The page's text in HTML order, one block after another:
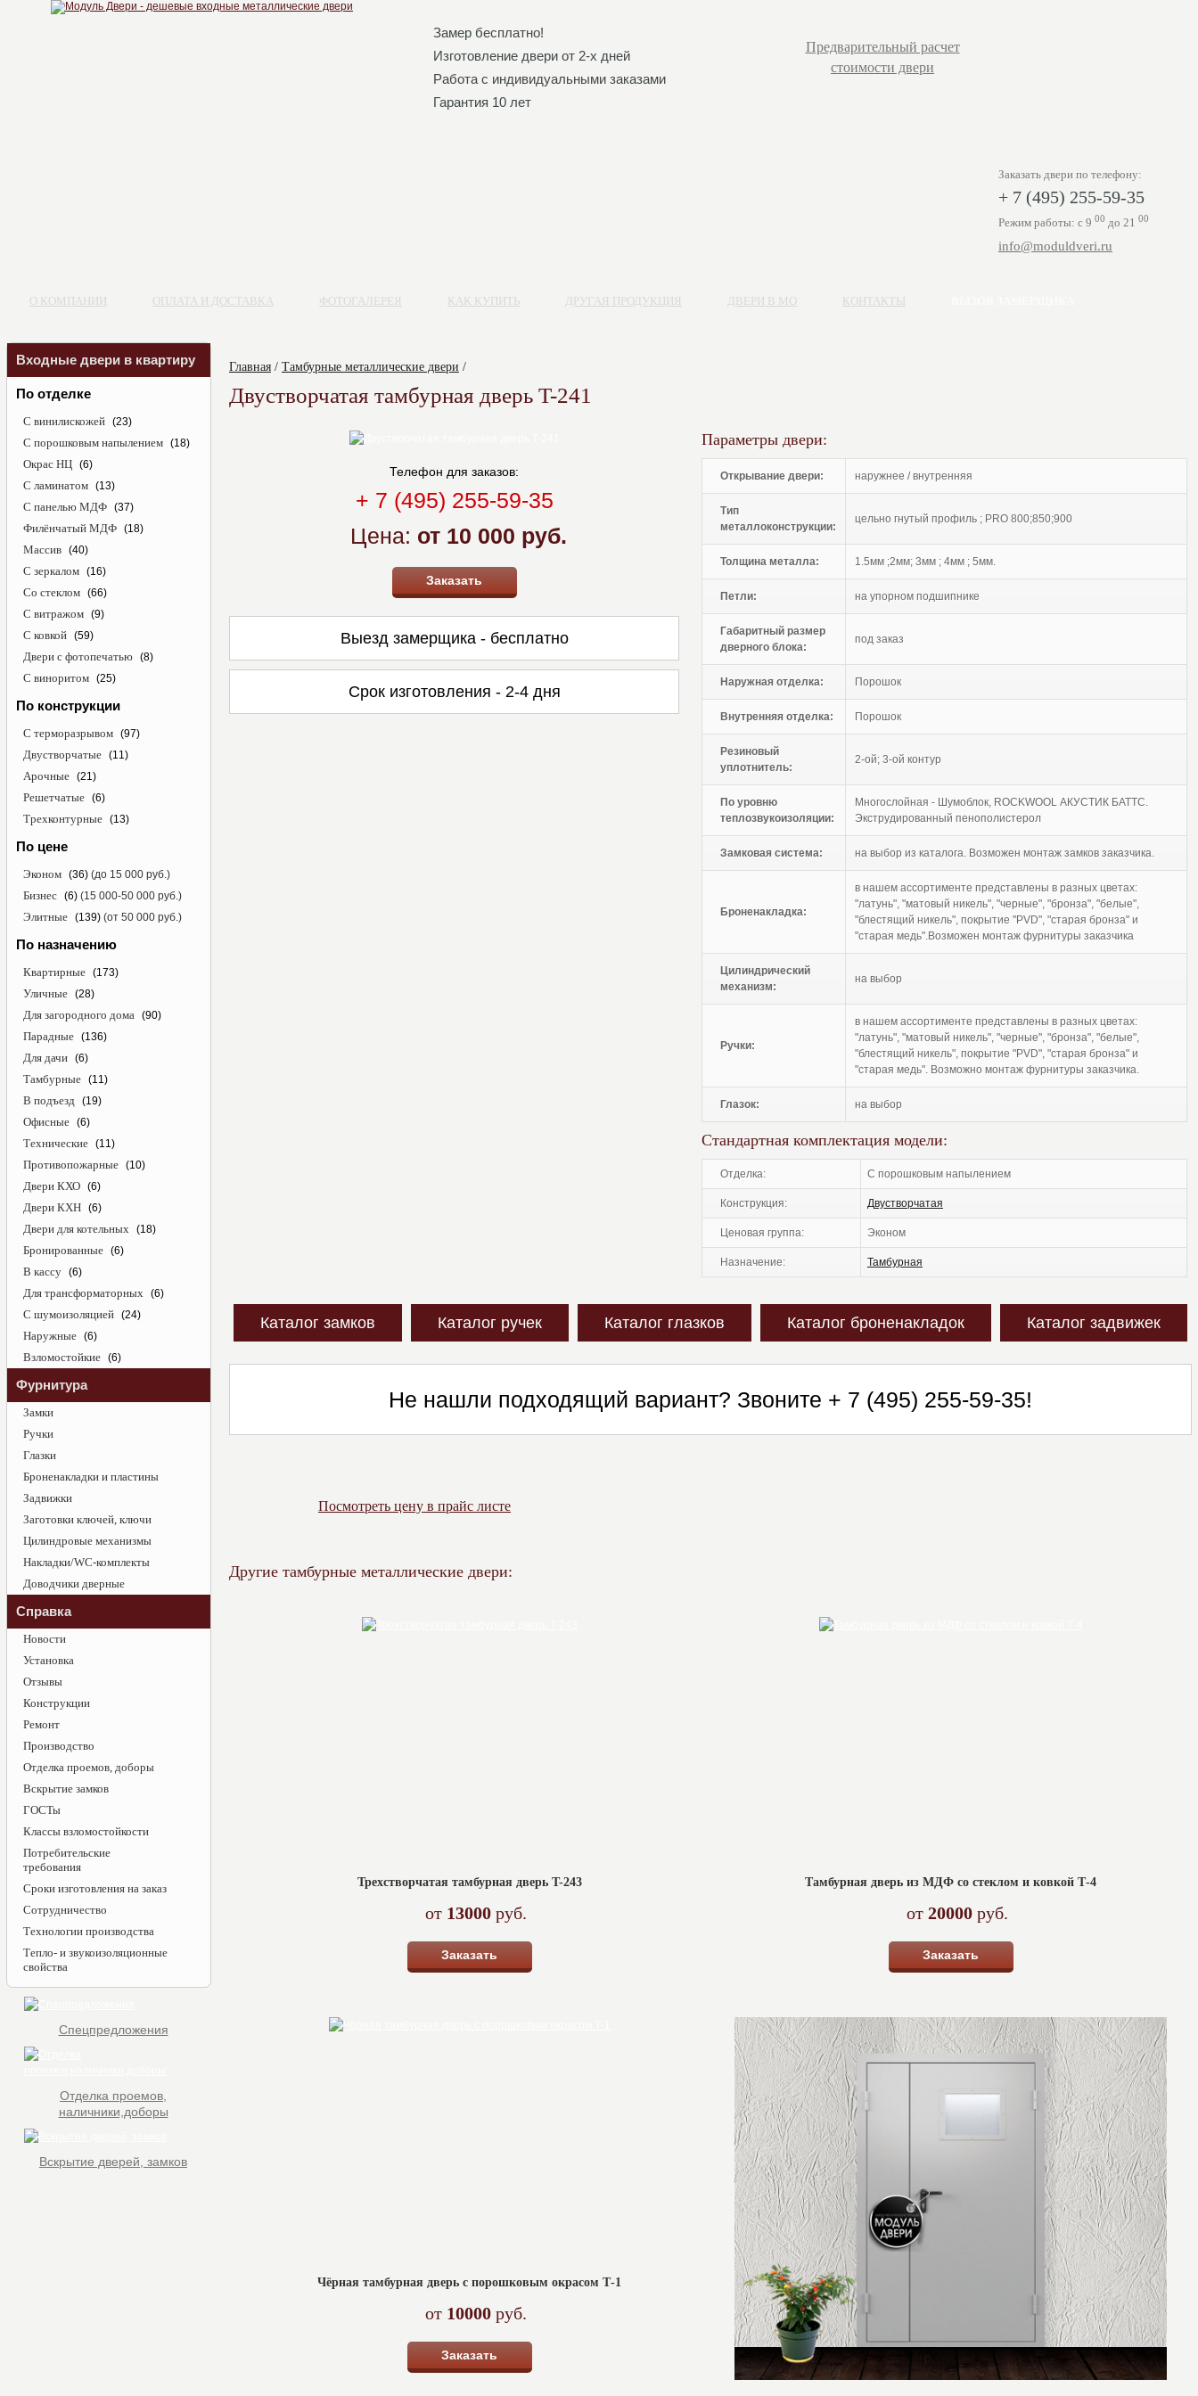
Замер бесплатно!
Изготовление двери от 2-х дней
Работа с индивидуальными заказами
Гарантия 10 лет
Предварительный расчет
стоимости двери
Заказать двери по телефону:
+ 7 (495) 255-59-35
Режим работы: с 9 00 до 21 00
info@moduldveri.ru
О КОМПАНИИ ОПЛАТА И ДОСТАВКА ФОТОГАЛЕРЕЯ КАК КУПИТЬ ДРУГАЯ ПРОДУКЦИЯ ДВЕРИ В МО КОНТАКТЫ
Главная / Тамбурные металлические двери /
Двустворчатая тамбурная дверь T-241
Телефон для заказов:
+ 7 (495) 255-59-35
Цена: от 10 000 руб.
Заказать
Выезд замерщика - бесплатно
Срок изготовления - 2-4 дня
Параметры двери:
Открывание двери: наружнее / внутренняя
Тип
металлоконструкции:
цельно гнутый профиль ; PRO 800;850;900
Толщина металла: 1.5мм ;2мм; 3мм ; 4мм ; 5мм.
Петли: на упорном подшипнике
Габаритный размер
дверного блока:
под заказ
Наружная отделка: Порошок
Внутренняя отделка: Порошок
Резиновый
уплотнитель:
2-ой; 3-ой контур
По уровню
теплозвукоизоляции:
Многослойная - Шумоблок, ROCKWOOL АКУСТИК БАТТС.
Экструдированный пенополистерол
Замковая система: на выбор из каталога. Возможен монтаж замков заказчика.
Броненакладка:
в нашем ассортименте представлены в разных цветах:
"латунь", "матовый никель", "черные", "бронза", "белые",
"блестящий никель", покрытие "PVD", "старая бронза" и
"старая медь".Возможен монтаж фурнитуры заказчика
Цилиндрический
механизм:
на выбор
Ручки:
в нашем ассортименте представлены в разных цветах:
"латунь", "матовый никель", "черные", "бронза", "белые",
"блестящий никель", покрытие "PVD", "старая бронза" и
"старая медь". Возможно монтаж фурнитуры заказчика.
Глазок: на выбор
Стандартная комплектация модели:
отделка: с порошковым напылением
конструкция: двустворчатая
ценовая группа: эконом
назначение: тамбурная
Каталог замков Каталог ручек Каталог глазков Каталог броненакладок Каталог задвижек
Не нашли подходящий вариант? Звоните + 7 (495) 255-59-35!
Посмотреть цену в прайс листе
Другие тамбурные металлические двери:
Трехстворчатая тамбурная дверь T-243
от 13000 руб.
Заказать
Тамбурная дверь из МДФ со стеклом и ковкой Т-4
от20000 руб.
Заказать
Чёрная тамбурная дверь с порошковым окрасом Т-1
от 10000 руб.
Заказать
Входные двери в квартиру
По отделке
С винилискожей (23)
С порошковым напылением (18)
Окрас НЦ (6)
С ламинатом (13)
С панелью МДФ (37)
Филёнчатый МДФ (18)
Массив (40)
С зеркалом (16)
Со стеклом (66)
С витражом (9)
С ковкой (59)
Двери с фотопечатью (8)
С виноритом (25)
По конструкции
С терморазрывом (97)
Двустворчатые (11)
Арочные (21)
Решетчатые (6)
Трехконтурные (13)
По цене
Эконом (36) (до 15 000 руб.)
Бизнес (6) (15 000-50 000 руб.)
Элитные (139) (от 50 000 руб.)
По назначению
Квартирные (173)
Уличные (28)
Для загородного дома (90)
Парадные (136)
Для дачи (6)
Тамбурные (11)
В подъезд (19)
Офисные (6)
Технические (11)
Противопожарные (10)
Двери КХО (6)
Двери КХН (6)
Двери для котельных (18)
Бронированные (6)
В кассу (6)
Для трансформаторных (6)
С шумоизоляцией (24)
Наружные (6)
Взломостойкие (6)
Фурнитура
Замки
Ручки
Глазки
Броненакладки и пластины
Задвижки
Заготовки ключей, ключи
Цилиндровые механизмы
Накладки/WC-комплекты
Доводчики дверные
Справка
Новости
Установка
Отзывы
Конструкции
Ремонт
Производство
Отделка проемов, доборы
Вскрытие замков
ГОСТы
Классы взломостойкости
Потребительские
требования
Сроки изготовления на заказ
Сотрудничество
Технологии производства
Тепло- и звукоизоляционные
свойства
Спецпредложения
Отделка проемов,
наличники,доборы
Вскрытие дверей, замков